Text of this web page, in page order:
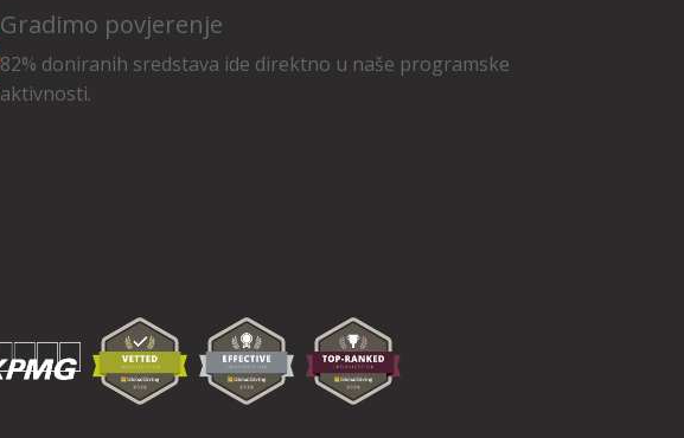
Gradimo povjerenje
82% doniranih sredstava ide direktno u naše programske
aktivnosti.